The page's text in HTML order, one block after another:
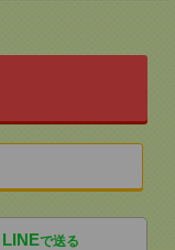
LINEで送る